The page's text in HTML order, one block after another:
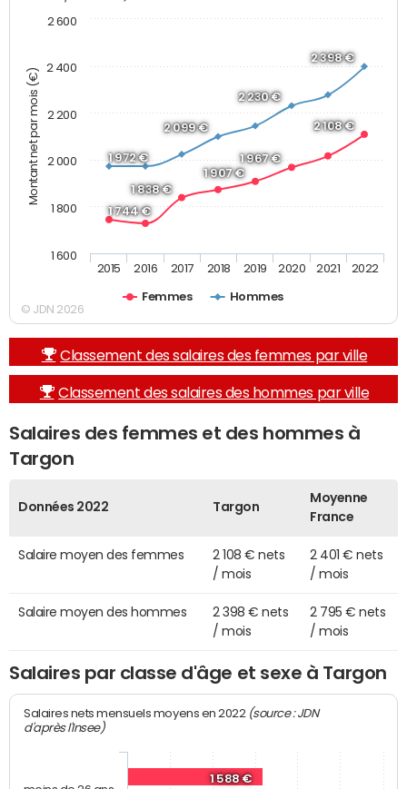
Montant net par mois (€)
1 744 €
1 838 €
1 907 €
1 967 €
2 108 €
1 972 €
2 099 €
2 230 €
2 398 €
Femmes Hommes
2015 2016 2017 2018 2019 2020 2021 2022
1 600
1 800
2 000
2 200
2 400
2 600
© JDN 2026
Classement des salaires des femmes par ville
Classement des salaires des hommes par ville
Salaires des femmes et des hommes à
Targon
Données 2022 Targon
Moyenne
France
Salaire moyen des femmes
2 108 € nets
/ mois
2 401 € nets
/ mois
Salaire moyen des hommes
2 398 € nets
/ mois
2 795 € nets
/ mois
Salaires par classe d'âge et sexe à Targon
Salaires nets mensuels moyens en 2022 (source : JDN
d'après l'Insee)
1 588 €